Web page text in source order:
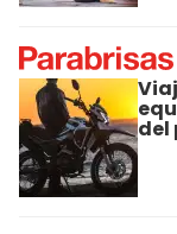
del